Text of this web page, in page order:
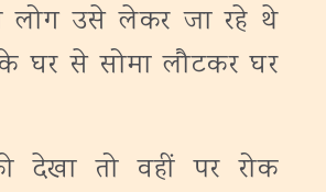
उसे लेकर जा रहे थे
घर से सोमा लौटकर घर
देखा तो वहीं पर रोक